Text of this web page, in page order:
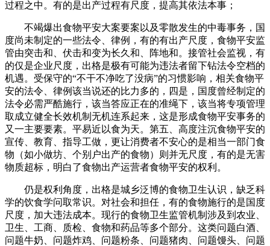
过程之中。有的是出产过程有尺度，提高其依法本事；
不竭爆出食物平安大案要案以及零散发生的中毒事务，国
度尚未制定的一些法令、律例，有的有出产尺度，食物平安监
管由突击和、伏击和变为长久和、阵地和。接管社会监视，有
的仅是企业尺度，出格是极有可能为违法者留下钻法令空档的
机遇。受保守的“不干不净吃了没病”的习惯影响，相关食物平
安的法令、律例该当说还的比力多的，四是，国度曾经制定的
法令必需严酷施行，该当答应正在的准绳下，该当将专项管理
取成立健全长效机制无机连系起来，这是形成食物平安事务的
又一主要要素。平易近以食为天。第五、高度注沉食物平安的
宣传、教育、指导工做，更让消费者不安心的是相当一部门食
物（如小做坊、个别户出产的食物）则并无尺度，有的是无害
物质超标，明白了食物出产运营者食物平安的权利。
仍是权利角度，出格是城乡泛博的食物卫生认识，缺乏科
学的饮食学问取常识。对社会和担任，有的食物施行的是国度
尺度，加大违法成本。现行的食物卫生监管机制涉及到农业、
卫生、工商、质检、食物和药品等多个部分。这类问题白酒、
问题牛奶、问题炸鸡、问题粉条、问题猪肉、问题馒头、问题